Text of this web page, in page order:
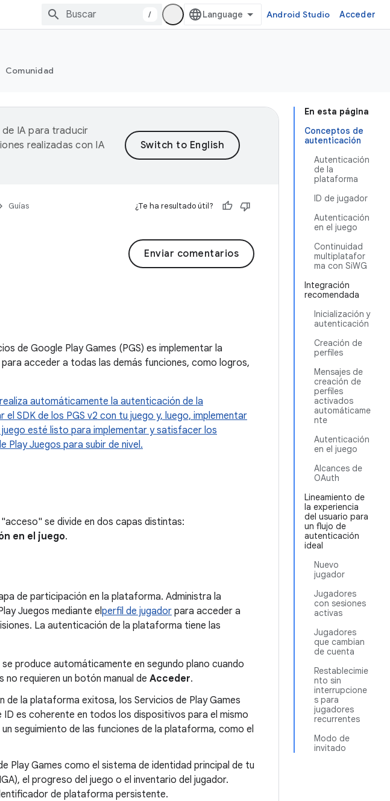
/ Android Studio Acceder
Comunidad
En esta página
Conceptos de
autenticación
Autenticación
de la
plataforma
ID de jugador
Autenticación
en el juego
Continuidad
multiplatafor
ma con SiWG
Integración
recomendada
Inicialización y
autenticación
Creación de
perfiles
Mensajes de
creación de
perfiles
activados
automáticame
nte
Autenticación
en el juego
Alcances de
OAuth
Lineamiento de
la experiencia
del usuario para
un flujo de
autenticación
ideal
Nuevo
jugador
Jugadores
con sesiones
activas
Jugadores
que cambian
de cuenta
Restablecimie
nto sin
interrupcione
s para
jugadores
recurrentes
Modo de
invitado
IA para traducir
realizadas con IA
Guías ¿Te ha resultado útil?
Enviar comentarios
de Google Play Games (PGS) es implementar la
acceder a todas las demás funciones, como logros,
automáticamente la autenticación de la
SDK de los PGS v2 con tu juego y, luego, implementar
esté listo para implementar y satisfacer los
Play Juegos para subir de nivel.
se divide en dos capas distintas:
en el juego.
de participación en la plataforma. Administra la
Juegos mediante elperfil de jugador para acceder a
La autenticación de la plataforma tiene las
produce automáticamente en segundo plano cuando
no requieren un botón manual de Acceder.
de la plataforma exitosa, los Servicios de Play Games
ID es coherente en todos los dispositivos para el mismo
seguimiento de las funciones de la plataforma, como el
Play Games como el sistema de identidad principal de tu
el progreso del juego o el inventario del jugador.
de plataforma persistente.